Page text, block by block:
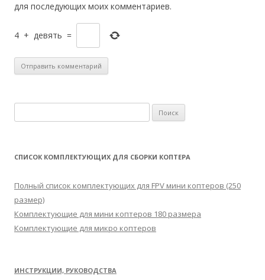
для последующих моих комментариев.
4 + девять =
а
т
:
СПИСОК КОМПЛЕКТУЮЩИХ ДЛЯ СБОРКИ КОПТЕРА
Полный список комплектующих для FPV мини коптеров (250
размер)
Комплектующие для мини коптеров 180 размера
Комплектующие для микро коптеров
ИНСТРУКЦИИ, РУКОВОДСТВА